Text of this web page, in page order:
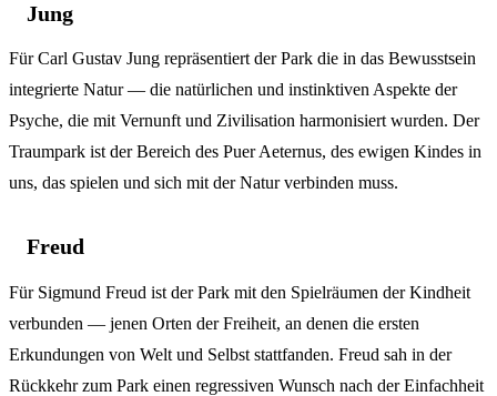
Jung
Für Carl Gustav Jung repräsentiert der Park die in das Bewusstsein
integrierte Natur — die natürlichen und instinktiven Aspekte der
Psyche, die mit Vernunft und Zivilisation harmonisiert wurden. Der
Traumpark ist der Bereich des Puer Aeternus, des ewigen Kindes in
uns, das spielen und sich mit der Natur verbinden muss.
Freud
Für Sigmund Freud ist der Park mit den Spielräumen der Kindheit
verbunden — jenen Orten der Freiheit, an denen die ersten
Erkundungen von Welt und Selbst stattfanden. Freud sah in der
Rückkehr zum Park einen regressiven Wunsch nach der Einfachheit